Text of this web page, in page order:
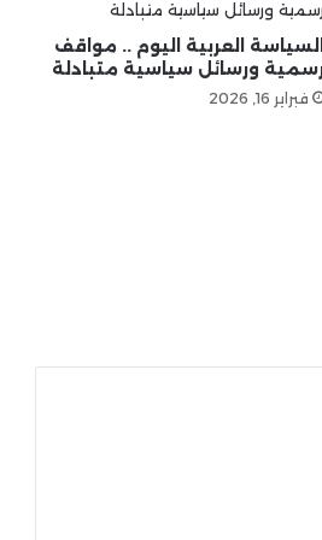
جيش الاحتلال يعلن قتل 15 من حزب
جنوب لبنان
السياسة العربية اليوم .. مواقف
ورسائل سياسية متبادلة
فبراير 16, 2026